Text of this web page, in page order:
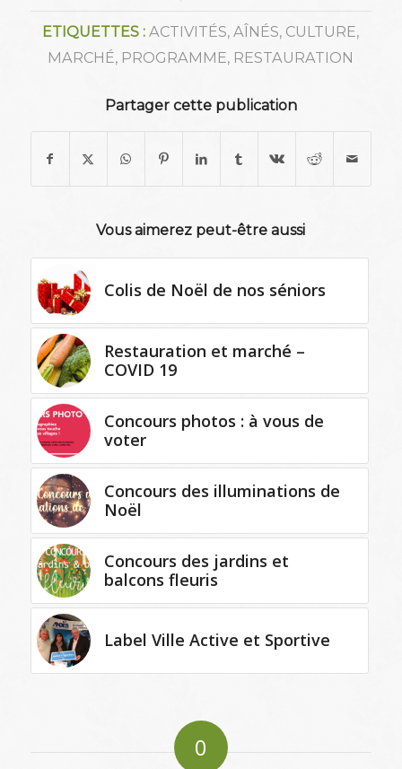
ETIQUETTES : ACTIVITÉS,AÎNÉS, CULTURE,
MARCHÉ, PROGRAMME, RESTAURATION
Partager cette publication
Vous aimerez peut-être aussi
Colis de Noël de nos séniors
Restauration et marché –
COVID 19
Concours photos : à vous de
voter
Concours des illuminations de
Noël
Concours des jardins et
balcons fleuris
Label Ville Active et Sportive
0